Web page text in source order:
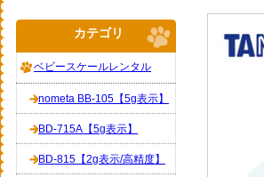
カテゴリ
ベビースケールレンタル
nometa BB-105【5g表示】
BD-715A【5g表示】
BD-815【2g表示/高精度】